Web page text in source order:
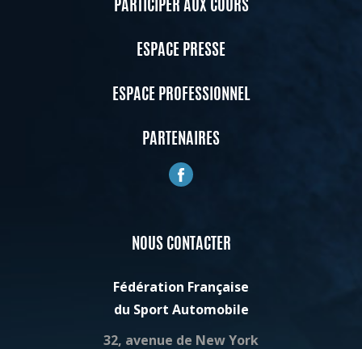
PARTICIPER AUX COURS
ESPACE PRESSE
ESPACE PROFESSIONNEL
PARTENAIRES
NOUS CONTACTER
Fédération Française
du Sport Automobile
32, avenue de New York